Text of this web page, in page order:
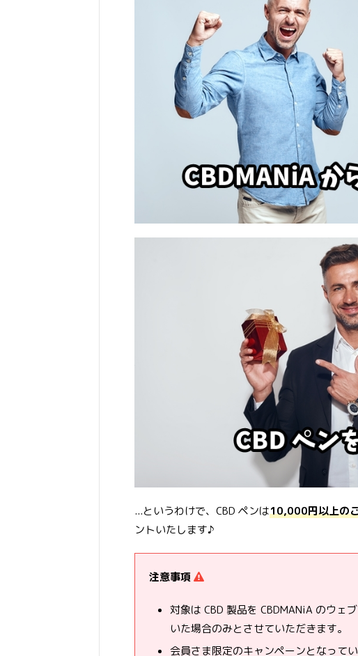
...というわけで、CBD ペンは10,000円以上の
ントいたします♪
注意事項
対象は CBD 製品を CBDMANiA のウェ
いた場合のみとさせていただきます。
会員さま限定のキャンペーンとなって